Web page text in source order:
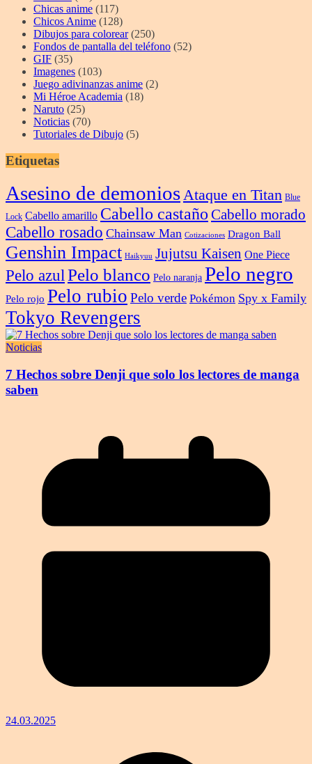
Chicas anime (117)
Chicos Anime (128)
Dibujos para colorear(250)
Fondos de pantalla del teléfono (52)
GIF (35)
Imagenes (103)
Juego adivinanzas anime (2)
Mi Héroe Academia (18)
Naruto (25)
Noticias (70)
Tutoriales de Dibujo (5)
Etiquetas
Asesino de demoniosAtaque en Titan Blue
Lock Cabello amarillo Cabello castaño Cabello morado
Cabello rosado Chainsaw Man Cotizaciones Dragon Ball
Genshin Impact Haikyuu Jujutsu Kaisen One Piece
Pelo azulPelo blanco Pelo naranja Pelo negro
Pelo rojo Pelo rubio Pelo verde Pokémon Spy x Family
Tokyo Revengers
Noticias
7 Hechos sobre Denji que solo los lectores de manga
saben
24.03.2025